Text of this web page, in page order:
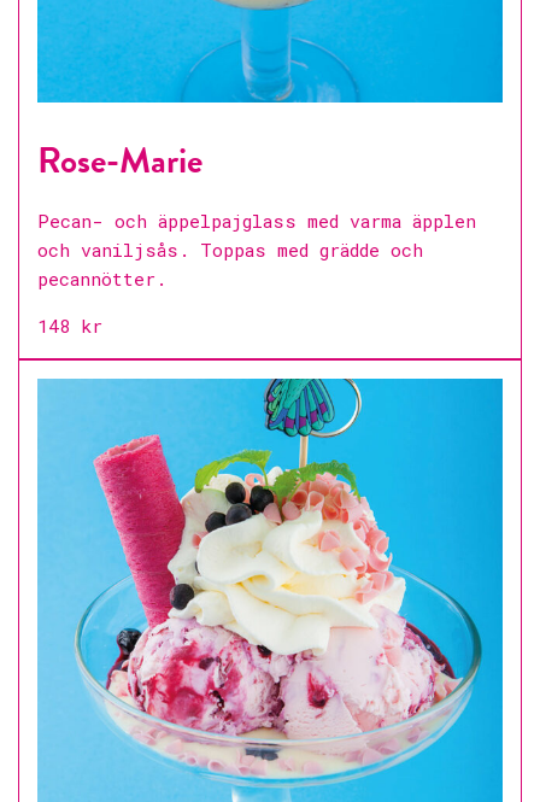
Rose-Marie
Pecan- och äppelpajglass med varma äpplen
och vaniljsås. Toppas med grädde och
pecannötter.
148 kr